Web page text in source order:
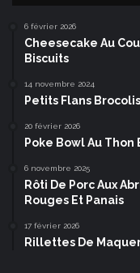
6 février 2026
Cheesecake Au
Biscuits
14 novembre 2024
Petits Flans
20 février 2026
Poke Bowl Au Thon
6 novembre 2025
Rôti De Porc Aux
Rouges Et Panais
17 février 2026
Rillettes De